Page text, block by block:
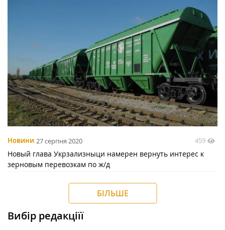
Новини 27 серпня 2020 459
Новый глава Укрзализныци намерен вернуть интерес к
зерновым перевозкам по ж/д
БІЛЬШЕ
Вибір редакціїї